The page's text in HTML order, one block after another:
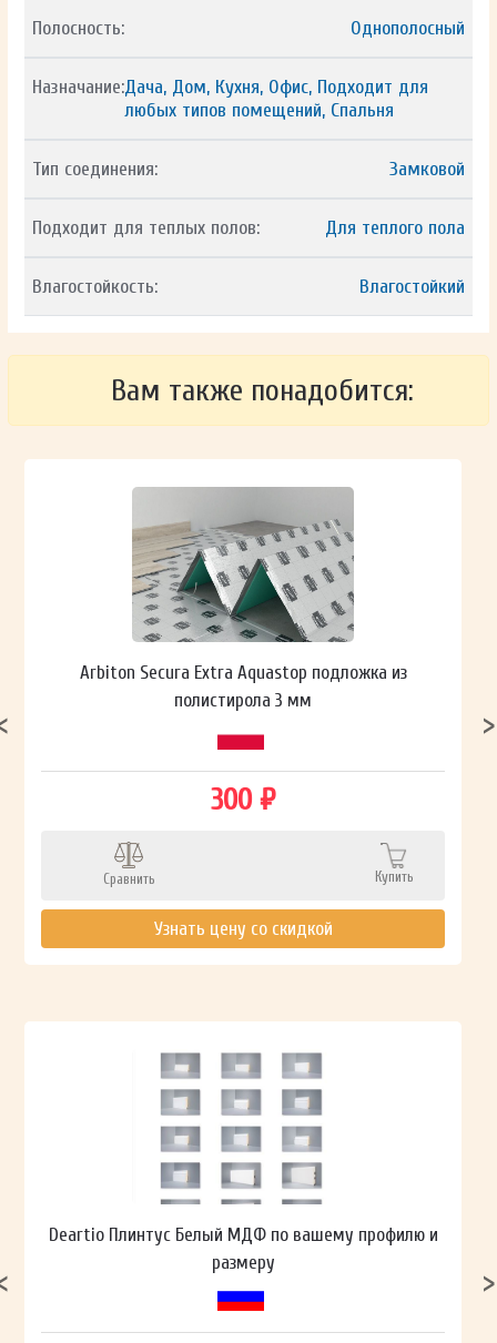
Полосность: Однополосный
Назначание:Дача, Дом, Кухня, Офис, Подходит для
любых типов помещений, Спальня
Тип соединения: Замковой
Подходит для теплых полов: Для теплого пола
Влагостойкость: Влагостойкий
Вам также понадобится:
Arbiton Secura Extra Aquastop подложка из
полистирола 3 мм
300 ₽
Сравнить Купить
Узнать цену со скидкой
Deartio Плинтус Белый МДФ по вашему профилю и
размеру